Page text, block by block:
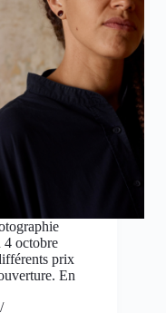
4 octobre
prix
En